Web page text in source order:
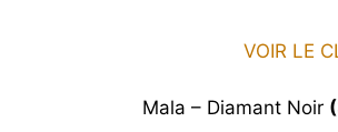
VOIR LE
Mala – Diamant Noir